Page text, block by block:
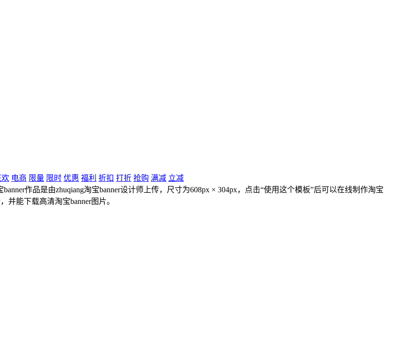
欢 电商 限量 限时 优惠 福利 折扣 打折 抢购 满减 立减
作品是由zhuqiang淘宝banner设计师上传，尺寸为608px × 304px，点击“使用这个模板”后可以在线制作淘宝
并能下载高清淘宝banner图片。